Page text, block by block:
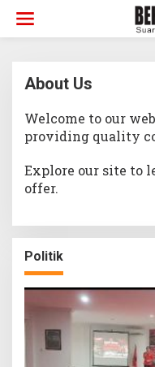
konten
About Us
|
Juni
2026
Welcome to our
providing quality
Explore our site to
offer.
Politik